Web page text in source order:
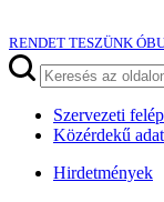
RENDET TESZÜNK
Szervezeti
Közérdekű
Hirdetmények